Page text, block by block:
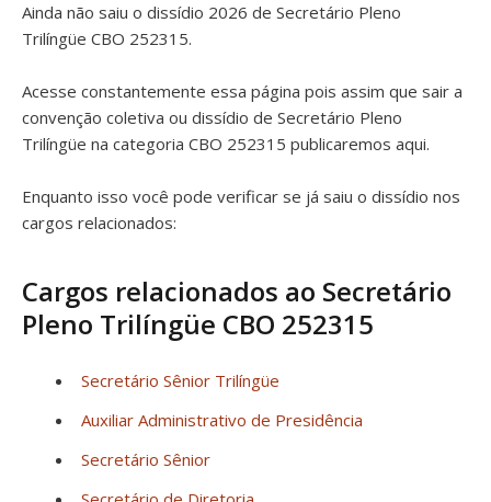
Ainda não saiu o dissídio 2026 de Secretário Pleno
Trilíngüe CBO 252315.
Acesse constantemente essa página pois assim que sair a
convenção coletiva ou dissídio de Secretário Pleno
Trilíngüe na categoria CBO 252315 publicaremos aqui.
Enquanto isso você pode verificar se já saiu o dissídio nos
cargos relacionados:
Cargos relacionados ao Secretário
Pleno Trilíngüe CBO 252315
Secretário Sênior Trilíngüe
Auxiliar Administrativo de Presidência
Secretário Sênior